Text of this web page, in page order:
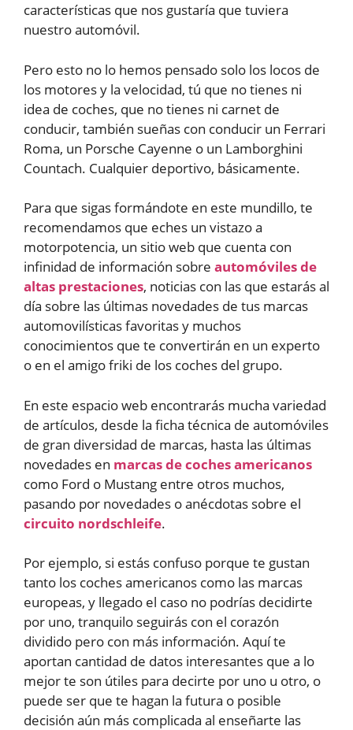
características que nos gustaría que tuviera
nuestro automóvil.
Pero esto no lo hemos pensado solo los locos de
los motores y la velocidad, tú que no tienes ni
idea de coches, que no tienes ni carnet de
conducir, también sueñas con conducir un Ferrari
Roma, un Porsche Cayenne o un Lamborghini
Countach. Cualquier deportivo, básicamente.
Para que sigas formándote en este mundillo, te
recomendamos que eches un vistazo a
motorpotencia, un sitio web que cuenta con
infinidad de información sobre automóviles de
altas prestaciones, noticias con las que estarás al
día sobre las últimas novedades de tus marcas
automovilísticas favoritas y muchos
conocimientos que te convertirán en un experto
o en el amigo friki de los coches del grupo.
En este espacio web encontrarás mucha variedad
de artículos, desde la ficha técnica de automóviles
de gran diversidad de marcas, hasta las últimas
novedades en marcas de coches americanos
como Ford o Mustang entre otros muchos,
pasando por novedades o anécdotas sobre el
circuito nordschleife.
Por ejemplo, si estás confuso porque te gustan
tanto los coches americanos como las marcas
europeas, y llegado el caso no podrías decidirte
por uno, tranquilo seguirás con el corazón
dividido pero con más información. Aquí te
aportan cantidad de datos interesantes que a lo
mejor te son útiles para decirte por uno u otro, o
puede ser que te hagan la futura o posible
decisión aún más complicada al enseñarte las